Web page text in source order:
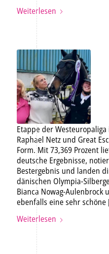
Weiterlesen
Etappe der
Raphael Netz und Great
Form. Mit 73,369 Prozent
deutsche Ergebnisse,
Bestergebnis und landen
dänischen Olympia-
Bianca Nowag-Aulenbrock
ebenfalls eine sehr
Weiterlesen